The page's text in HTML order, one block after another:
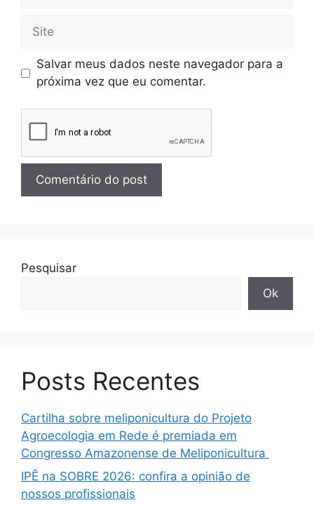
Salvar meus dados neste navegador para a
próxima vez que eu comentar.
Pesquisar
Ok
Posts Recentes
Cartilha sobre meliponicultura do Projeto
Agroecologia em Rede é premiada em
Congresso Amazonense de Meliponicultura
IPÊ na SOBRE 2026: confira a opinião de
nossos profissionais